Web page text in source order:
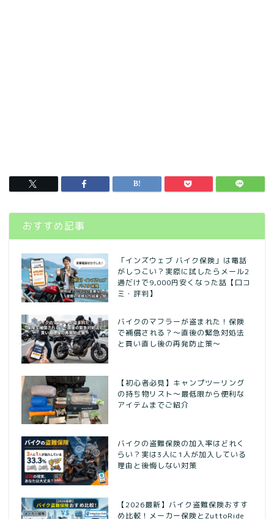
おすすめ記事
「インズウェブ バイク保険」は電話
がしつこい？実際に試したらメール2
通だけで9,000円安くなった話【口コ
ミ・評判】
バイクのマフラーが盗まれた！保険
で補償される？～直後の緊急対処法
と買い直し後の再発防止策～
【初心者必見】キャンプツーリング
の持ち物リスト〜最低限から便利な
アイテムまでご紹介
バイクの盗難保険の加入率はどれく
らい？実は3人に1人が加入している
理由と後悔しない対策
【2026最新】バイク盗難保険おすす
め比較！メーカー保険とZuttoRide